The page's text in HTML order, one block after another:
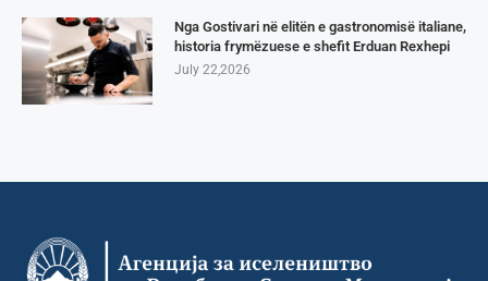
Nga Gostivari në elitën e gastronomisë italiane,
historia frymëzuese e shefit Erduan Rexhepi
July 22,2026